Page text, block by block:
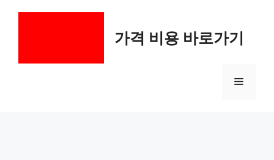
가격 비용 바로가기
메